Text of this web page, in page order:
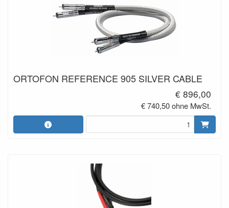
ORTOFON REFERENCE 905 SILVER CABLE
€ 896,00
€ 740,50 ohne MwSt.